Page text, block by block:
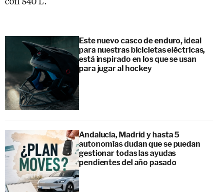
Este nuevo casco de enduro, ideal
para nuestras bicicletas eléctricas,
está inspirado en los que se usan
para jugar al hockey
Andalucía, Madrid y hasta 5
autonomías dudan que se puedan
gestionar todas las ayudas
pendientes del año pasado